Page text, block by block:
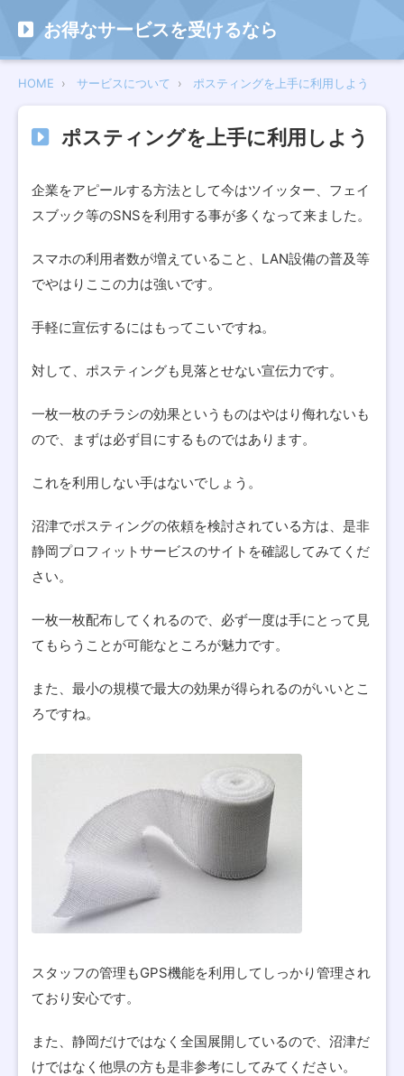
お得なサービスを受けるなら
HOME サービスについて ポスティングを上手に利用しよう
ポスティングを上手に利用しよう
企業をアピールする方法として今はツイッター、フェイ
スブック等のSNSを利用する事が多くなって来ました。
スマホの利用者数が増えていること、LAN設備の普及等
でやはりここの力は強いです。
手軽に宣伝するにはもってこいですね。
対して、ポスティングも見落とせない宣伝力です。
一枚一枚のチラシの効果というものはやはり侮れないも
ので、まずは必ず目にするものではあります。
これを利用しない手はないでしょう。
沼津でポスティングの依頼を検討されている方は、是非
静岡プロフィットサービスのサイトを確認してみてくだ
さい。
一枚一枚配布してくれるので、必ず一度は手にとって見
てもらうことが可能なところが魅力です。
また、最小の規模で最大の効果が得られるのがいいとこ
ろですね。
スタッフの管理もGPS機能を利用してしっかり管理され
ており安心です。
また、静岡だけではなく全国展開しているので、沼津だ
けではなく他県の方も是非参考にしてみてください。